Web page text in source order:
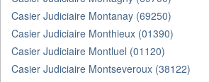
Casier Judiciaire Montanay (69250)
Casier Judiciaire Monthieux (01390)
Casier Judiciaire Montluel (01120)
Casier Judiciaire Montseveroux (38122)